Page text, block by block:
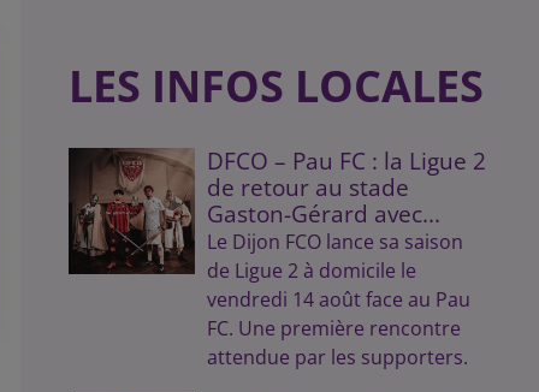
LES INFOS LOCALES
DFCO – Pau FC : la Ligue 2
de retour au stade
Gaston-Gérard avec...
Le Dijon FCO lance sa saison
de Ligue 2 à domicile le
vendredi 14 août face au Pau
FC. Une première rencontre
attendue par les supporters.